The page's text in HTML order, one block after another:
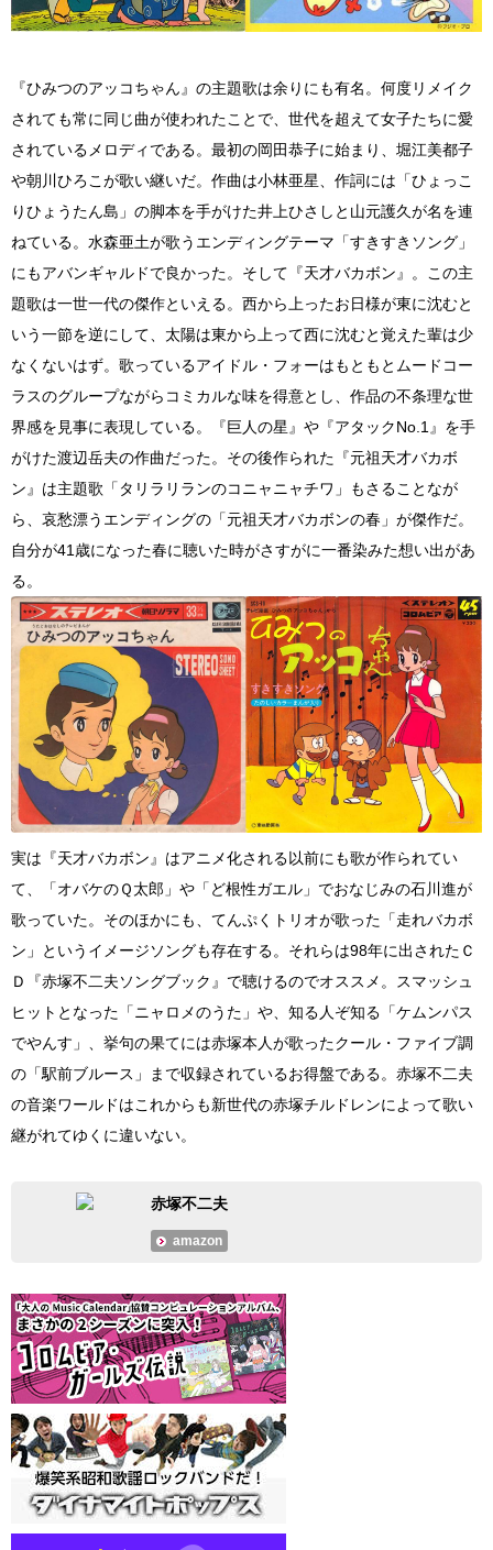
『ひみつのアッコちゃん』の主題歌は余りにも有名。何度リメイク
されても常に同じ曲が使われたことで、世代を超えて女子たちに愛
されているメロディである。最初の岡田恭子に始まり、堀江美都子
や朝川ひろこが歌い継いだ。作曲は小林亜星、作詞には「ひょっこ
りひょうたん島」の脚本を手がけた井上ひさしと山元護久が名を連
ねている。水森亜土が歌うエンディングテーマ「すきすきソング」
にもアバンギャルドで良かった。そして『天才バカボン』。この主
題歌は一世一代の傑作といえる。西から上ったお日様が東に沈むと
いう一節を逆にして、太陽は東から上って西に沈むと覚えた輩は少
なくないはず。歌っているアイドル・フォーはもともとムードコー
ラスのグループながらコミカルな味を得意とし、作品の不条理な世
界感を見事に表現している。『巨人の星』や『アタックNo.1』を手
がけた渡辺岳夫の作曲だった。その後作られた『元祖天才バカボ
ン』は主題歌「タリラリランのコニャニャチワ」もさることなが
ら、哀愁漂うエンディングの「元祖天才バカボンの春」が傑作だ。
自分が41歳になった春に聴いた時がさすがに一番染みた想い出があ
る。
実は『天才バカボン』はアニメ化される以前にも歌が作られてい
て、「オバケのＱ太郎」や「ど根性ガエル」でおなじみの石川進が
歌っていた。そのほかにも、てんぷくトリオが歌った「走れバカボ
ン」というイメージソングも存在する。それらは98年に出されたＣ
Ｄ『赤塚不二夫ソングブック』で聴けるのでオススメ。スマッシュ
ヒットとなった「ニャロメのうた」や、知る人ぞ知る「ケムンパス
でやんす」、挙句の果てには赤塚本人が歌ったクール・ファイブ調
の「駅前ブルース」まで収録されているお得盤である。赤塚不二夫
の音楽ワールドはこれからも新世代の赤塚チルドレンによって歌い
継がれてゆくに違いない。
赤塚不二夫
amazon